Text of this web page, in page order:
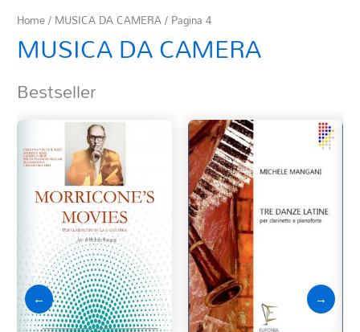
Home/ MUSICA DA CAMERA/ Pagina 4
MUSICA DA CAMERA
Bestseller
← →